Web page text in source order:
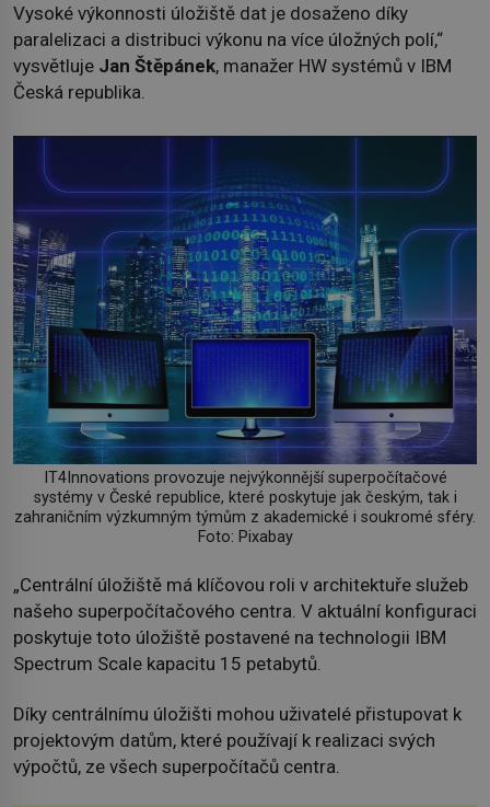
Vysoké výkonnosti úložiště dat je dosaženo díky
paralelizaci a distribuci výkonu na více úložných polí,“
vysvětluje Jan Štěpánek, manažer HW systémů v IBM
Česká republika.
IT4Innovations provozuje nejvýkonnější superpočítačové
systémy v České republice, které poskytuje jak českým, tak i
zahraničním výzkumným týmům z akademické i soukromé sféry.
Foto: Pixabay
„Centrální úložiště má klíčovou roli v architektuře služeb
našeho superpočítačového centra. V aktuální konfiguraci
poskytuje toto úložiště postavené na technologii IBM
Spectrum Scale kapacitu 15 petabytů.
Díky centrálnímu úložišti mohou uživatelé přistupovat k
projektovým datům, které používají k realizaci svých
výpočtů, ze všech superpočítačů centra.